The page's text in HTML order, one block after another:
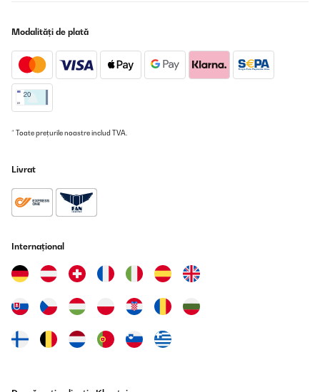
Modalități de plată
* Toate prețurile noastre includ TVA.
Livrat
Internațional